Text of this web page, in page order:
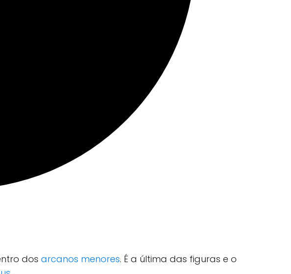
dos arcanos menores. É a última das figuras e o